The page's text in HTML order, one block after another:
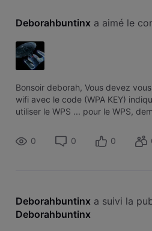
Deborahbuntinx a aimé le
Bonsoir deborah, Vous devez
wifi avec le code (WPA KEY)
utiliser le WPS ... pour le WPS,
secondes sur le bouton
0 0 0
Deborahbuntinx a suivi la
Deborahbuntinx